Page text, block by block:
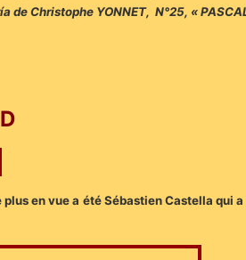
Christophe YONNET, N°25, «
en vue a été Sébastien Castella qui